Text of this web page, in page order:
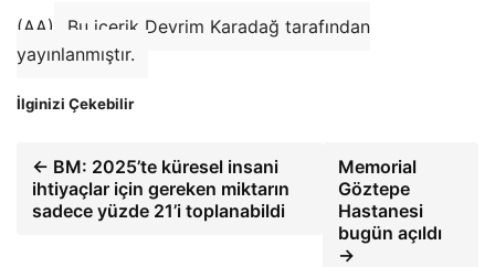
(AA)
Bu içerik Devrim Karadağ tarafından
yayınlanmıştır.
İlginizi Çekebilir
← BM: 2025’te küresel insani
ihtiyaçlar için gereken miktarın
sadece yüzde 21’i toplanabildi
Memorial
Göztepe
Hastanesi
bugün açıldı
→